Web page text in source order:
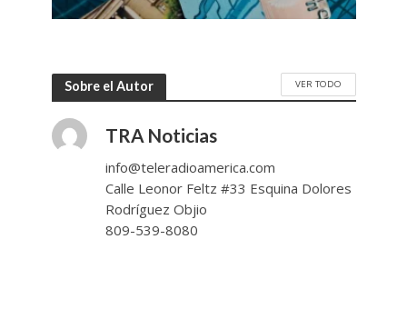
Sobre el Autor VER TODO
TRA Noticias
info@teleradioamerica.com
Calle Leonor Feltz #33 Esquina Dolores
Rodríguez Objio
809-539-8080